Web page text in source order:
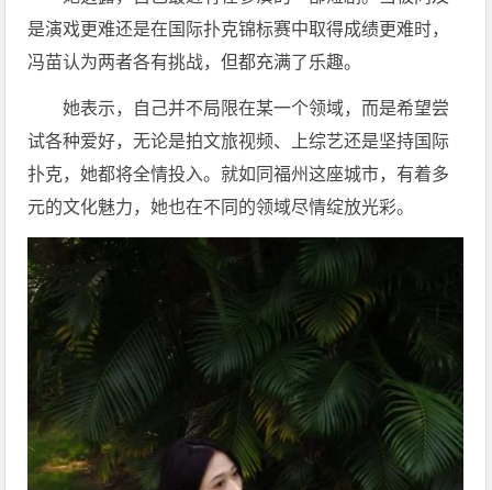
是演戏更难还是在国际扑克锦标赛中取得成绩更难时，
冯苗认为两者各有挑战，但都充满了乐趣。
她表示，自己并不局限在某一个领域，而是希望尝
试各种爱好，无论是拍文旅视频、上综艺还是坚持国际
扑克，她都将全情投入。就如同福州这座城市，有着多
元的文化魅力，她也在不同的领域尽情绽放光彩。